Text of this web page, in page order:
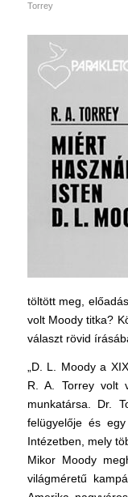
Torrey
töltött meg,
volt Moody titka?
választ rövid
„D. L. Moody a
R. A. Torrey volt
munkatársa. Dr.
felügyelője és
Intézetben, mely
Mikor Moody
világméretű